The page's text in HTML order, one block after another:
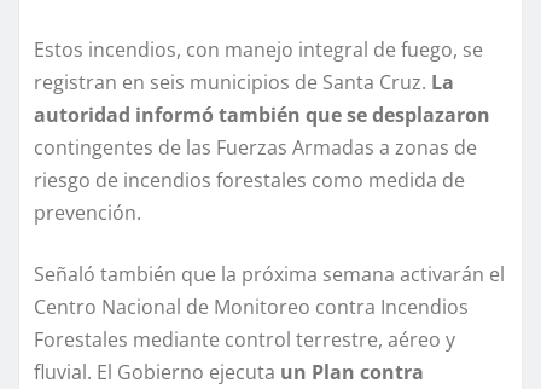
Estos incendios, con manejo integral de fuego, se
registran en seis municipios de Santa Cruz. La
autoridad informó también que se desplazaron
contingentes de las Fuerzas Armadas a zonas de
riesgo de incendios forestales como medida de
prevención.
Señaló también que la próxima semana activarán el
Centro Nacional de Monitoreo contra Incendios
Forestales mediante control terrestre, aéreo y
fluvial. El Gobierno ejecuta un Plan contra